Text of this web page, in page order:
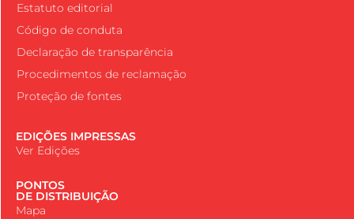
Estatuto editorial
Código de conduta
Declaração de transparência
Procedimentos de reclamação
Proteção de fontes
EDIÇÕES IMPRESSAS
Ver Edições
PONTOS
DE DISTRIBUIÇÃO
Mapa